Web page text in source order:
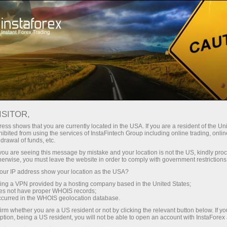
Giới thiệu về InstaForex Tin tức công ty
THAY ĐỔI GIỜ GIAO DỊCH
VÀO NGÀY 30.03.2018 VÀ
02.04.2018 DO KỲ NGHỈ LỄ
PHỤC SINH
shows that you are currently located in the USA. If you are a resident of the
from using the services of InstaFintech Group including online trading,
of funds, etc.
are seeing this message by mistake and your location is not the US, kindly
you must leave the website in order to comply with government
IP address show your location as the USA?
a VPN provided by a hosting company based in the United States;
not have proper WHOIS records;
in the WHOIS geolocation database.
whether you are a US resident or not by clicking the relevant button below. If
being a US resident, you will not be able to open an account with InstaForex